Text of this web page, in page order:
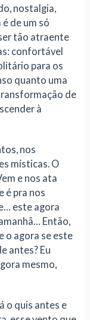
nostalgia,
de um só
tão atraente
confortável
para os
quanto uma
de
à
nos
místicas. O
e nos ata
é pra nos
este agora
Então,
o agora se este
antes? Eu
mesmo,
o quis antes e